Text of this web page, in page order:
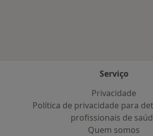
Serviço
Privacidade
Política de privacidade para
profissionais de
Quem somos